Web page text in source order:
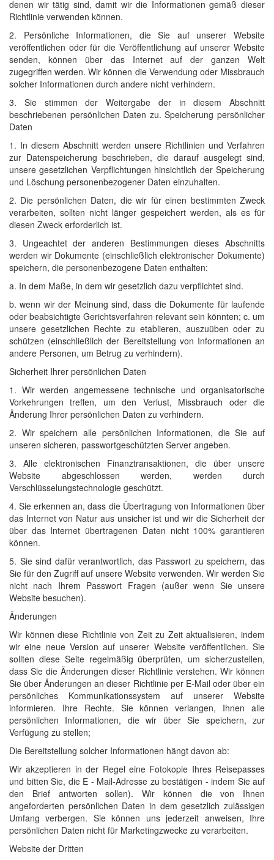
denen wir tätig sind, damit wir die Informationen gemäß dieser
Richtlinie verwenden können.
2. Persönliche Informationen, die Sie auf unserer Website
veröffentlichen oder für die Veröffentlichung auf unserer Website
senden, können über das Internet auf der ganzen Welt
zugegriffen werden. Wir können die Verwendung oder Missbrauch
solcher Informationen durch andere nicht verhindern.
3. Sie stimmen der Weitergabe der in diesem Abschnitt
beschriebenen persönlichen Daten zu. Speicherung persönlicher
Daten
1. In diesem Abschnitt werden unsere Richtlinien und Verfahren
zur Datenspeicherung beschrieben, die darauf ausgelegt sind,
unsere gesetzlichen Verpflichtungen hinsichtlich der Speicherung
und Löschung personenbezogener Daten einzuhalten.
2. Die persönlichen Daten, die wir für einen bestimmten Zweck
verarbeiten, sollten nicht länger gespeichert werden, als es für
diesen Zweck erforderlich ist.
3. Ungeachtet der anderen Bestimmungen dieses Abschnitts
werden wir Dokumente (einschließlich elektronischer Dokumente)
speichern, die personenbezogene Daten enthalten:
a. In dem Maße, in dem wir gesetzlich dazu verpflichtet sind.
b. wenn wir der Meinung sind, dass die Dokumente für laufende
oder beabsichtigte Gerichtsverfahren relevant sein könnten; c. um
unsere gesetzlichen Rechte zu etablieren, auszuüben oder zu
schützen (einschließlich der Bereitstellung von Informationen an
andere Personen, um Betrug zu verhindern).
Sicherheit Ihrer persönlichen Daten
1. Wir werden angemessene technische und organisatorische
Vorkehrungen treffen, um den Verlust, Missbrauch oder die
Änderung Ihrer persönlichen Daten zu verhindern.
2. Wir speichern alle persönlichen Informationen, die Sie auf
unseren sicheren, passwortgeschützten Server angeben.
3. Alle elektronischen Finanztransaktionen, die über unsere
Website abgeschlossen werden, werden durch
Verschlüsselungstechnologie geschützt.
4. Sie erkennen an, dass die Übertragung von Informationen über
das Internet von Natur aus unsicher ist und wir die Sicherheit der
über das Internet übertragenen Daten nicht 100% garantieren
können.
5. Sie sind dafür verantwortlich, das Passwort zu speichern, das
Sie für den Zugriff auf unsere Website verwenden. Wir werden Sie
nicht nach Ihrem Passwort Fragen (außer wenn Sie unsere
Website besuchen).
Änderungen
Wir können diese Richtlinie von Zeit zu Zeit aktualisieren, indem
wir eine neue Version auf unserer Website veröffentlichen. Sie
sollten diese Seite regelmäßig überprüfen, um sicherzustellen,
dass Sie die Änderungen dieser Richtlinie verstehen. Wir können
Sie über Änderungen an dieser Richtlinie per E-Mail oder über ein
persönliches Kommunikationssystem auf unserer Website
informieren. Ihre Rechte. Sie können verlangen, Ihnen alle
persönlichen Informationen, die wir über Sie speichern, zur
Verfügung zu stellen;
Die Bereitstellung solcher Informationen hängt davon ab:
Wir akzeptieren in der Regel eine Fotokopie Ihres Reisepasses
und bitten Sie, die E - Mail-Adresse zu bestätigen - indem Sie auf
den Brief antworten sollen). Wir können die von Ihnen
angeforderten persönlichen Daten in dem gesetzlich zulässigen
Umfang verbergen. Sie können uns jederzeit anweisen, Ihre
persönlichen Daten nicht für Marketingzwecke zu verarbeiten.
Website der Dritten